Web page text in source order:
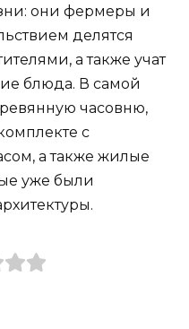
они фермеры и
делятся
а также учат
блюда. В самой
часовню,
с
а также жилые
уже были